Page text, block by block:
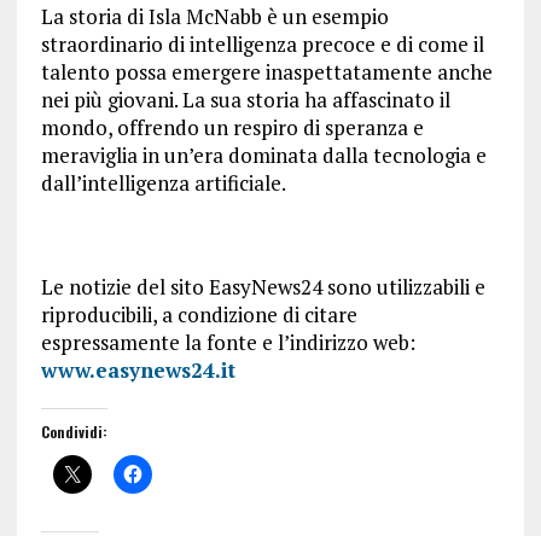
La storia di Isla McNabb è un esempio
straordinario di intelligenza precoce e di come il
talento possa emergere inaspettatamente anche
nei più giovani. La sua storia ha affascinato il
mondo, offrendo un respiro di speranza e
meraviglia in un’era dominata dalla tecnologia e
dall’intelligenza artificiale.
Le notizie del sito EasyNews24 sono utilizzabili e
riproducibili, a condizione di citare
espressamente la fonte e l’indirizzo web:
www.easynews24.it
Condividi: